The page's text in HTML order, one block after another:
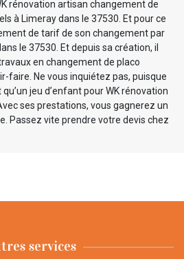
rénovation artisan changement de
à Limeray dans le 37530. Et pour ce
de tarif de son changement par
le 37530. Et depuis sa création, il
en changement de placo
faire. Ne vous inquiétez pas, puisque
jeu d’enfant pour WK rénovation
ses prestations, vous gagnerez un
Passez vite prendre votre devis chez
services